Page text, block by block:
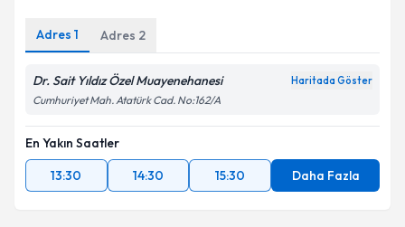
Adres 1 Adres 2
Dr. Sait Yıldız Özel Muayenehanesi Haritada Göster
Cumhuriyet Mah. Atatürk Cad. No:162/A
En Yakın Saatler
13:30
14:30 15:30 Daha Fazla